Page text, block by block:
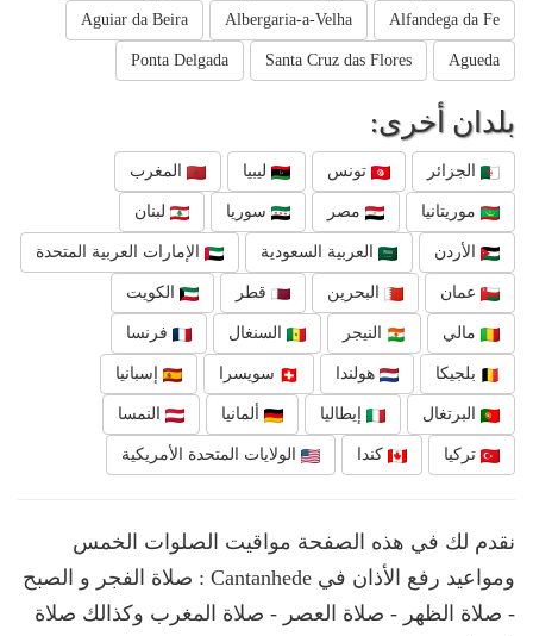
Alfandega da Fe
Albergaria-a-Velha
Aguiar da Beira
Agueda
Santa Cruz das Flores
Ponta Delgada
بلدان أخرى:
الجزائر تونس ليبيا المغرب
موريتانيا مصر سوريا لبنان
الأردن العربية السعودية الإمارات العربية المتحدة
عمان البحرين قطر الكويت
مالي النيجر السنغال فرنسا
بلجيكا هولندا سويسرا إسبانيا
البرتغال إيطاليا ألمانيا النمسا
تركيا كندا الولايات المتحدة الأمريكية
نقدم لك في هذه الصفحة مواقيت الصلوات الخمس
ومواعيد رفع الأذان في Cantanhede : صلاة الفجر و الصبح
- صلاة الظهر - صلاة العصر - صلاة المغرب وكذالك صلاة